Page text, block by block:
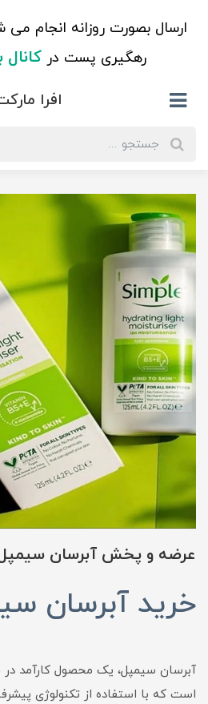
ارسال بصورت روزانه انجام
رهگیری پست درکانال
افرا
عرضه و پخش آبرسان
خرید آبرسان
آبرسان سیمپل، یک محصول کارآمد در
است که با استفاده از تکنولوژی